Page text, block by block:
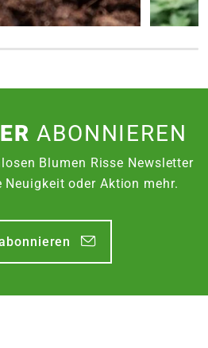
ABONNIEREN
Blumen Risse Newsletter
Neuigkeit oder Aktion mehr.